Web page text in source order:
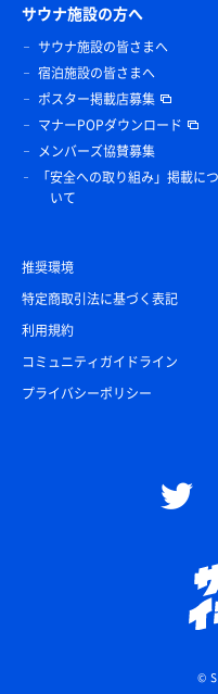
サウナ施設の方へ
サウナ施設の皆さまへ
宿泊施設の皆さまへ
ポスター掲載店募集
マナーPOPダウンロード
メンバーズ協賛募集
「安全への取り組み」掲載につ
いて
推奨環境
特定商取引法に基づく表記
利用規約
コミュニティガイドライン
プライバシーポリシー
©